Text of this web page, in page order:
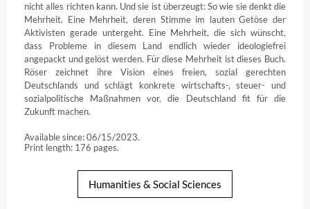
nicht alles richten kann. Und sie ist überzeugt: So wie sie denkt die
Mehrheit. Eine Mehrheit, deren Stimme im lauten Getöse der
Aktivisten gerade untergeht. Eine Mehrheit, die sich wünscht,
dass Probleme in diesem Land endlich wieder ideologiefrei
angepackt und gelöst werden. Für diese Mehrheit ist dieses Buch.
Röser zeichnet ihre Vision eines freien, sozial gerechten
Deutschlands und schlägt konkrete wirtschafts-, steuer- und
sozialpolitische Maßnahmen vor, die Deutschland fit für die
Zukunft machen.
Available since: 06/15/2023.
Print length: 176 pages.
Humanities & Social Sciences